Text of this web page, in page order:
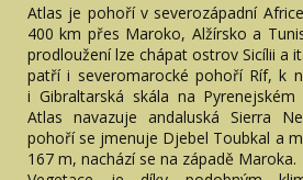
Atlas je pohoří v severozápadní
400 km přes Maroko, Alžírsko a
prodloužení lze chápat ostrov Sicílii a
patří i severomarocké pohoří Ríf, k
i Gibraltarská skála na
Atlas navazuje andaluská Sierra
pohoří se jmenuje Djebel Toubkal a
167 m, nachází se na západě Maroka.